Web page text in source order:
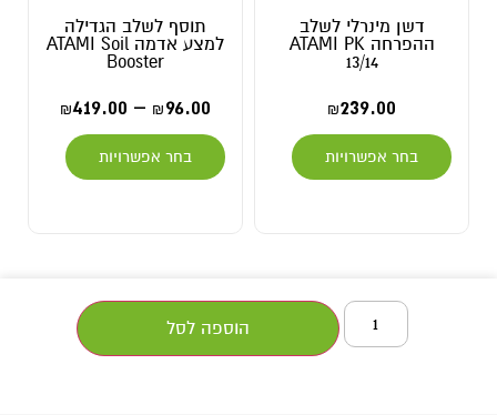
דשן מינרלי לשלב
ההפרחה ATAMI PK
13/14
₪239.00
בחר אפשרויות
תוסף לשלב הגדילה
למצע אדמה ATAMI Soil
Booster
₪96.00
–
₪419.00
בחר אפשרויות
הוספה לסל